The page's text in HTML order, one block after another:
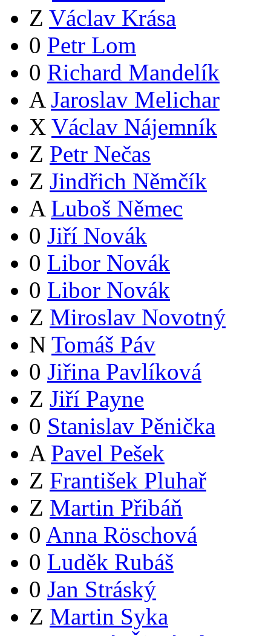
Z Václav Krása
0 Petr Lom
0 Richard Mandelík
A Jaroslav Melichar
X Václav Nájemník
Z Petr Nečas
Z Jindřich Němčík
A Luboš Němec
0 Jiří Novák
0 Libor Novák
0 Libor Novák
Z Miroslav Novotný
N Tomáš Páv
0 Jiřina Pavlíková
Z Jiří Payne
0 Stanislav Pěnička
A Pavel Pešek
Z František Pluhař
Z Martin Přibáň
0 Anna Röschová
0 Luděk Rubáš
0 Jan Stráský
Z Martin Syka